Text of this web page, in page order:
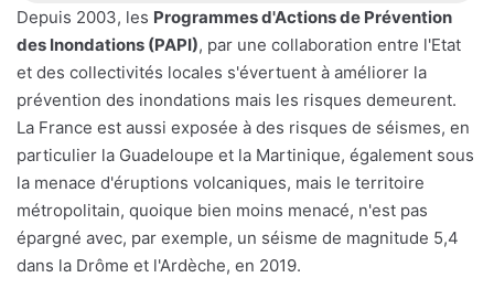
Depuis 2003, les Programmes d'Actions de Prévention
des Inondations (PAPI), par une collaboration entre l'Etat
et des collectivités locales s'évertuent à améliorer la
prévention des inondations mais les risques demeurent.
La France est aussi exposée à des risques de séismes, en
particulier la Guadeloupe et la Martinique, également sous
la menace d'éruptions volcaniques, mais le territoire
métropolitain, quoique bien moins menacé, n'est pas
épargné avec, par exemple, un séisme de magnitude 5,4
dans la Drôme et l'Ardèche, en 2019.